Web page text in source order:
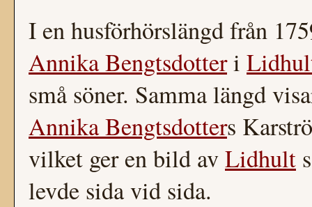
I en husförhörslängd från
Annika Bengtsdotteri
små söner. Samma längd
Annika Bengtsdotters
vilket ger en bild avLidhult
levde sida vid sida.